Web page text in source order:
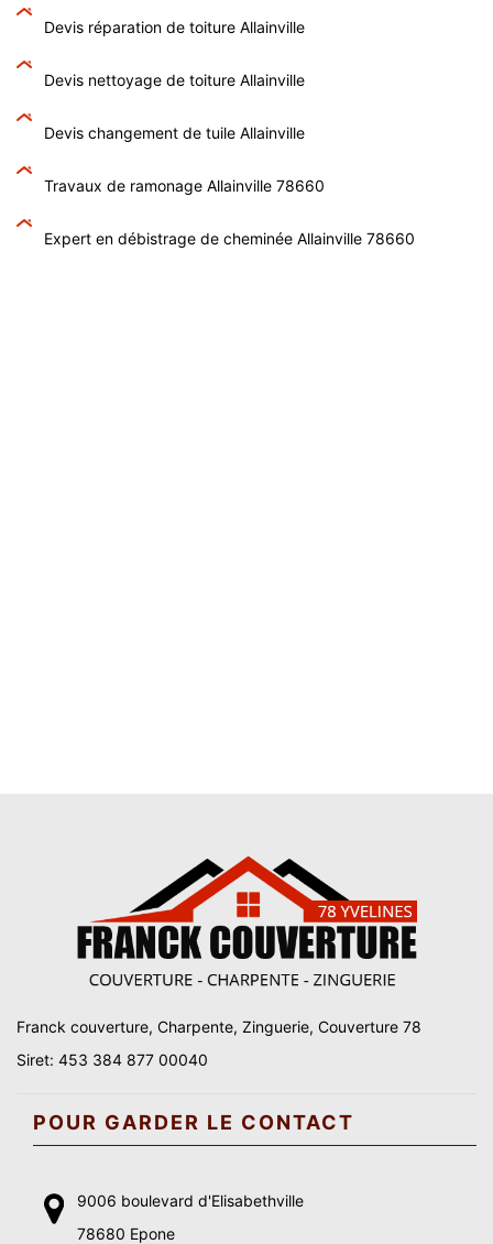
Devis réparation de toiture Allainville
Devis nettoyage de toiture Allainville
Devis changement de tuile Allainville
Travaux de ramonage Allainville 78660
Expert en débistrage de cheminée Allainville 78660
Franck couverture, Charpente, Zinguerie, Couverture 78
Siret: 453 384 877 00040
POUR GARDER LE CONTACT
9006 boulevard d'Elisabethville
78680 Epone